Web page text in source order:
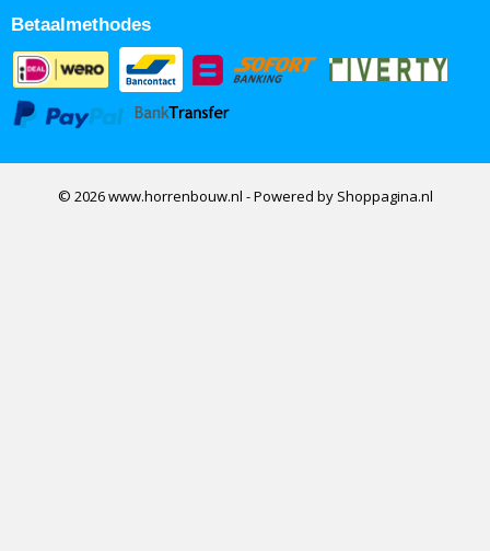
Betaalmethodes
© 2026 www.horrenbouw.nl - Powered by Shoppagina.nl